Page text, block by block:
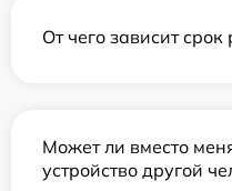
От чего зависит
Может ли вместо
устройство другой